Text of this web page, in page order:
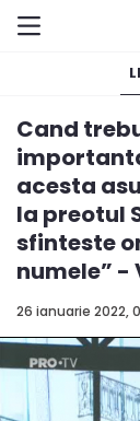
26 ianuarie 2022,
Cand
acesta
la preotul
sfinteste
numele” -